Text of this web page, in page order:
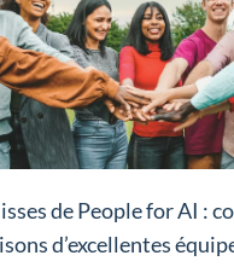
de People for AI :
d’excellentes